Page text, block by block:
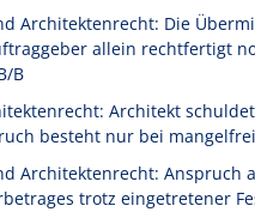
Architektenrecht: Die
allein rechtfertigt
B
Architekt
besteht nur bei
Architektenrecht: Anspruch
trotz eingetretener